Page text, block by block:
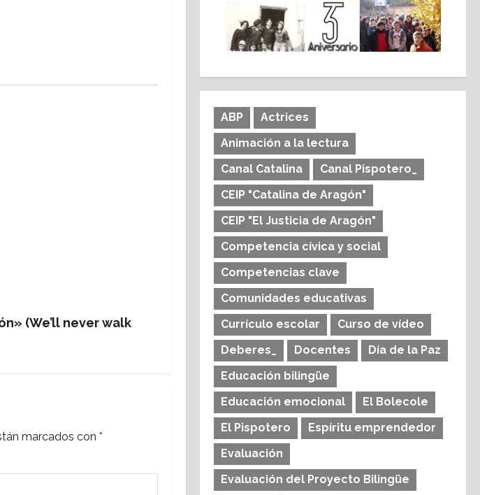
(We’ll never walk
marcados con *
ABP
Actrices
Animación a la lectura
Canal Catalina
Canal Pispotero_
CEIP "Catalina de Aragón"
CEIP "El Justicia de Aragón"
Competencia cívica y social
Competencias clave
Comunidades educativas
Currículo escolar
Curso de vídeo
Deberes_
Docentes
Día de la Paz
Educación bilingüe
Educación emocional
El Bolecole
El Pispotero
Espíritu emprendedor
Evaluación
Evaluación del Proyecto Bilingüe